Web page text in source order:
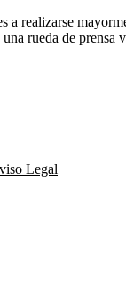
a realizarse
una rueda de
Legal